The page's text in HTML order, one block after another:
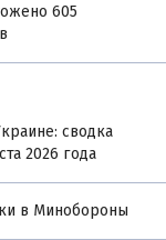
605
сводка
2026 года
в Минобороны